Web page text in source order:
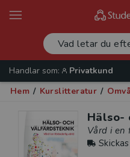
Handlar som:
Privatkund
Hem / Kurslitteratur /
Hälso-
Vård i en